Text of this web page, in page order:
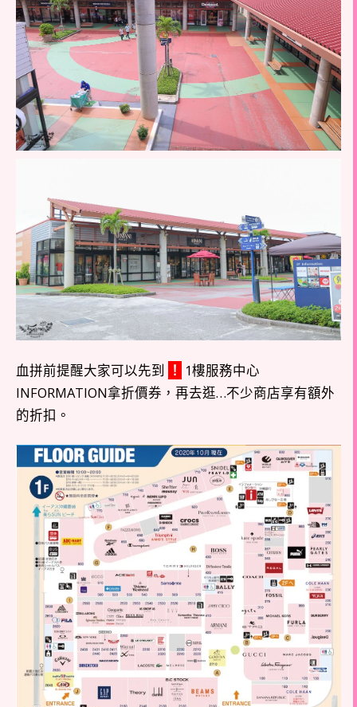
血拼前提醒大家可以先到 ！ 1樓服務中心
INFORMATION拿折價券，再去逛…不少商店享有額外
的折扣。